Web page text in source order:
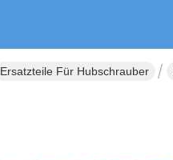
Ersatzteile Für Hubschrauber